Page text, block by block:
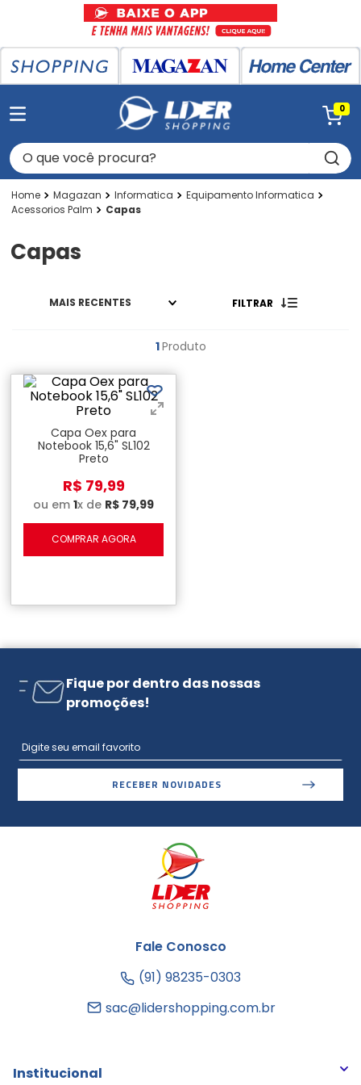
0
O que você procura?
Magazan Informatica
Equipamento Informatica
Acessorios Palm
Capas
Capas
MAIS RECENTES FILTRAR
1Produto
Capa Oex para
Notebook 15,6" SL102
Preto
R$ 79,99
ou em 1x de R$ 79,99
COMPRAR AGORA
Fique por dentro das nossas
promoções!
RECEBER NOVIDADES
Fale Conosco
(91) 98235-0303
sac@lidershopping.com.br
Institucional